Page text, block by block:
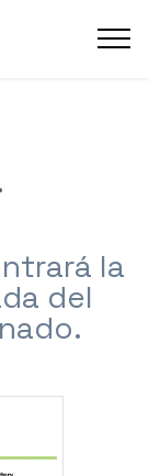
la
del